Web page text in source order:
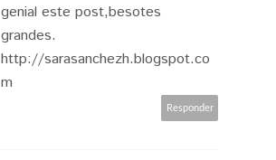
genial este post,besotes
grandes.
http://sarasanchezh.blogspot.co
m
Responder